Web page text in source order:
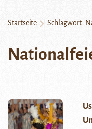
Startseite Schlagwort: